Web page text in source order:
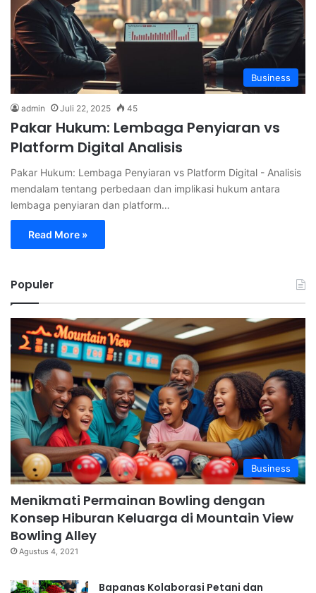
Business
admin Juli 22, 2025 45
Pakar Hukum: Lembaga Penyiaran vs
Platform Digital Analisis
Pakar Hukum: Lembaga Penyiaran vs Platform Digital - Analisis
mendalam tentang perbedaan dan implikasi hukum antara
lembaga penyiaran dan platform…
Read More »
Populer
Business
Menikmati Permainan Bowling dengan
Konsep Hiburan Keluarga di Mountain View
Bowling Alley
Agustus 4, 2021
Bapanas Kolaborasi Petani dan